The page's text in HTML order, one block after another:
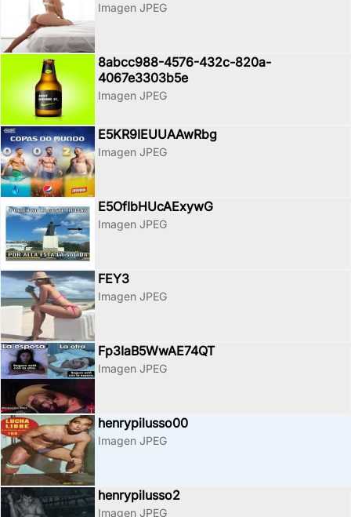
Imagen JPEG
8abcc988-4576-432c-820a-
4067e3303b5e
Imagen JPEG
E5KR9IEUUAAwRbg
Imagen JPEG
E5OfIbHUcAExywG
Imagen JPEG
FEY3
Imagen JPEG
Fp3IaB5WwAE74QT
Imagen JPEG
henrypilusso00
Imagen JPEG
henrypilusso2
Imagen JPEG